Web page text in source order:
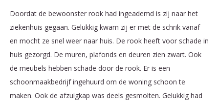
Doordat de bewoonster rook had ingeademd is zij naar het
ziekenhuis gegaan. Gelukkig kwam zij er met de schrik vanaf
en mocht ze snel weer naar huis. De rook heeft voor schade in
huis gezorgd. De muren, plafonds en deuren zien zwart. Ook
de meubels hebben schade door de rook. Er is een
schoonmaakbedrijf ingehuurd om de woning schoon te
maken. Ook de afzuigkap was deels gesmolten. Gelukkig had